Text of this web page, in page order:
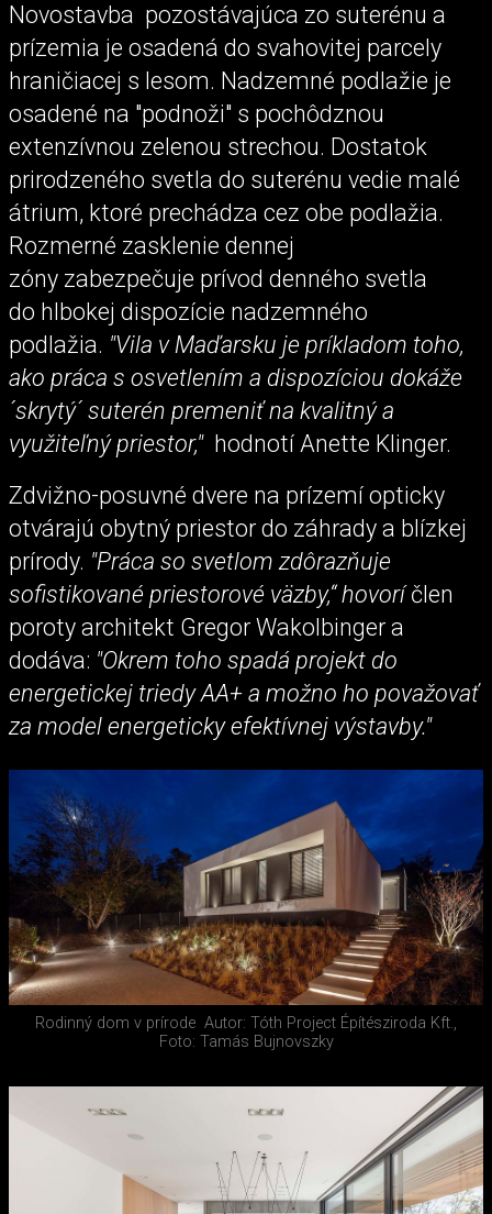
Novostavba pozostávajúca zo suterénu a
prízemia je osadená do svahovitej parcely
hraničiacej s lesom. Nadzemné podlažie je
osadené na "podnoži" s pochôdznou
extenzívnou zelenou strechou. Dostatok
prirodzeného svetla do suterénu vedie malé
átrium, ktoré prechádza cez obe podlažia.
Rozmerné zasklenie dennej
zóny zabezpečuje prívod denného svetla
do hlbokej dispozície nadzemného
podlažia. "Vila v Maďarsku je príkladom toho,
ako práca s osvetlením a dispozíciou dokáže
´skrytý´ suterén premeniť na kvalitný a
využiteľný priestor,"hodnotí Anette Klinger.
Zdvižno-posuvné dvere na prízemí opticky
otvárajú obytný priestor do záhrady a blízkej
prírody. "Práca so svetlom zdôrazňuje
sofistikované priestorové väzby,“ hovoríčlen
poroty architekt Gregor Wakolbinger a
dodáva: "Okrem toho spadá projekt do
energetickej triedy AA+ a možno ho považovať
za model energeticky efektívnej výstavby."
Rodinný dom v prírode Autor: Tóth Project Építésziroda Kft.,
Foto: Tamás Bujnovszky